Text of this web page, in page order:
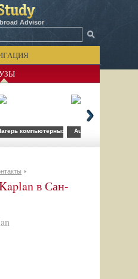
Advisor
компьютерных технологий FLS при
Auburn University
в Сан-